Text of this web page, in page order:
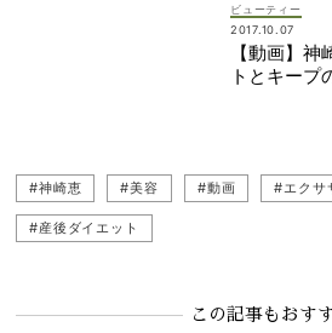
ビューティー
2017.10.07
【動画】
トとキープ
#神崎恵 #美容 #動画 #エクサ
#産後ダイエット
この記事もおす